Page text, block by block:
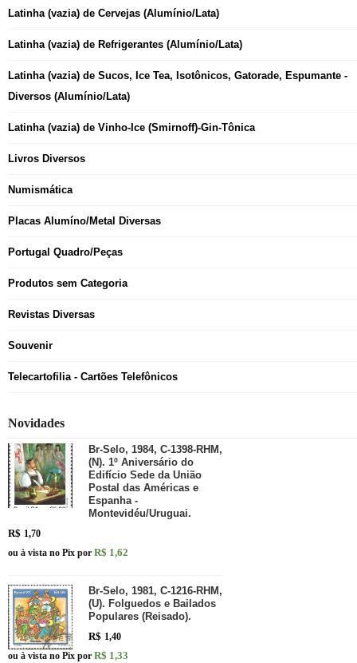
Latinha (vazia) de Cervejas (Alumínio/Lata)
Latinha (vazia) de Refrigerantes (Alumínio/Lata)
Latinha (vazia) de Sucos, Ice Tea, Isotônicos, Gatorade, Espumante -
Diversos (Alumínio/Lata)
Latinha (vazia) de Vinho-Ice (Smirnoff)-Gin-Tônica
Livros Diversos
Numismática
Placas Alumíno/Metal Diversas
Portugal Quadro/Peças
Produtos sem Categoria
Revistas Diversas
Souvenir
Telecartofilia - Cartões Telefônicos
Novidades
Br-Selo, 1984, C-1398-RHM,
(N). 1º Aniversário do
Edifício Sede da União
Postal das Américas e
Espanha -
Montevidéu/Uruguai.
R$ 1,70
ou à vista no Pix por R$ 1,62
Br-Selo, 1981, C-1216-RHM,
(U). Folguedos e Bailados
Populares (Reisado).
R$ 1,40
ou à vista no Pix por R$ 1,33